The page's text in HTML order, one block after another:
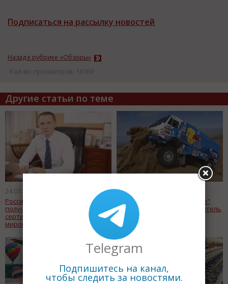
Подписаться на рассылку новостей
Назад к рубрике «Обзоры»
Кол-во просмотров: 16169
Другие статьи по теме
24.01.2017
Российские экспортеры начали
получать субсидии на
сертификацию продукции на
мировых рынках
19.01.2017
Для участия в ралли "Дакар"
КамАЗу нужен новый двигатель
стоимостью в 7 млн. евро
Telegram
Подпишитесь на канал,
чтобы следить за новостями.